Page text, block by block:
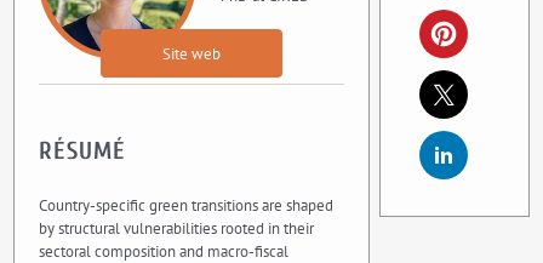
Site web
RÉSUMÉ
Country-specific green transitions are shaped
by structural vulnerabilities rooted in their
sectoral composition and macro-fiscal